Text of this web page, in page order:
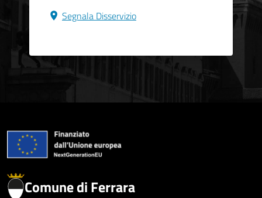
Segnala Disservizio
Comune di Ferrara